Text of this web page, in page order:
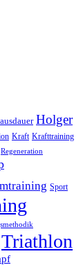
Holger
Kraft Krafttraining
Regeneration
Sport
Triathlon